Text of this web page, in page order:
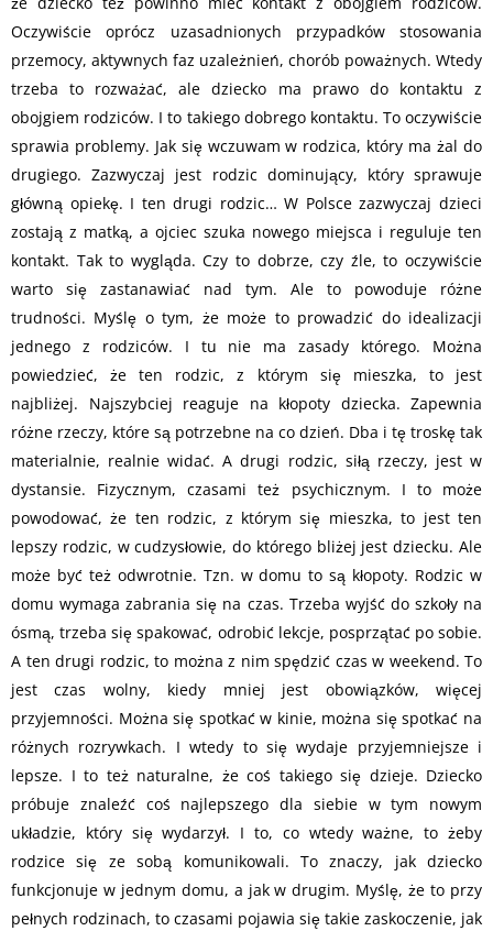
Oczywiście oprócz uzasadnionych przypadków stosowania
przemocy, aktywnych faz uzależnień, chorób poważnych. Wtedy
trzeba to rozważać, ale dziecko ma prawo do kontaktu z
obojgiem rodziców. I to takiego dobrego kontaktu. To oczywiście
sprawia problemy. Jak się wczuwam w rodzica, który ma żal do
drugiego. Zazwyczaj jest rodzic dominujący, który sprawuje
główną opiekę. I ten drugi rodzic… W Polsce zazwyczaj dzieci
zostają z matką, a ojciec szuka nowego miejsca i reguluje ten
kontakt. Tak to wygląda. Czy to dobrze, czy źle, to oczywiście
warto się zastanawiać nad tym. Ale to powoduje różne
trudności. Myślę o tym, że może to prowadzić do idealizacji
jednego z rodziców. I tu nie ma zasady którego. Można
powiedzieć, że ten rodzic, z którym się mieszka, to jest
najbliżej. Najszybciej reaguje na kłopoty dziecka. Zapewnia
różne rzeczy, które są potrzebne na co dzień. Dba i tę troskę tak
materialnie, realnie widać. A drugi rodzic, siłą rzeczy, jest w
dystansie. Fizycznym, czasami też psychicznym. I to może
powodować, że ten rodzic, z którym się mieszka, to jest ten
lepszy rodzic, w cudzysłowie, do którego bliżej jest dziecku. Ale
może być też odwrotnie. Tzn. w domu to są kłopoty. Rodzic w
domu wymaga zabrania się na czas. Trzeba wyjść do szkoły na
ósmą, trzeba się spakować, odrobić lekcje, posprzątać po sobie.
A ten drugi rodzic, to można z nim spędzić czas w weekend. To
jest czas wolny, kiedy mniej jest obowiązków, więcej
przyjemności. Można się spotkać w kinie, można się spotkać na
różnych rozrywkach. I wtedy to się wydaje przyjemniejsze i
lepsze. I to też naturalne, że coś takiego się dzieje. Dziecko
próbuje znaleźć coś najlepszego dla siebie w tym nowym
układzie, który się wydarzył. I to, co wtedy ważne, to żeby
rodzice się ze sobą komunikowali. To znaczy, jak dziecko
funkcjonuje w jednym domu, a jak w drugim. Myślę, że to przy
pełnych rodzinach, to czasami pojawia się takie zaskoczenie, jak